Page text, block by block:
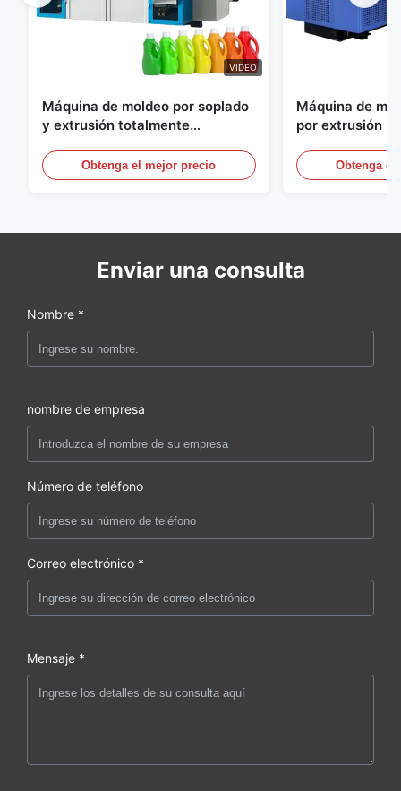
VIDEO
Máquina de moldeo por soplado
y extrusión totalmente
HDPE, máquina de moldeo por
soplado de PE
Obtenga el mejor precio
Máquina de
por extrusión
automático a
60L
Obtenga el
Enviar una consulta
Nombre *
nombre de empresa
Número de teléfono
Correo electrónico *
Mensaje *